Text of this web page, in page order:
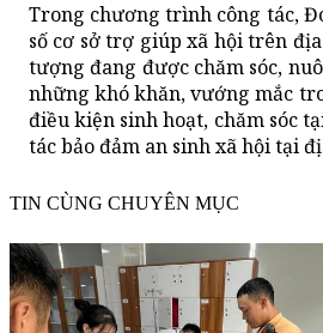
Trong chương trình công tác,
số cơ sở trợ giúp xã hội trên
tượng đang được chăm sóc,
những khó khăn, vướng mắc
điều kiện sinh hoạt, chăm sóc
tác bảo đảm an sinh xã hội tại
TIN CÙNG CHUYÊN MỤC